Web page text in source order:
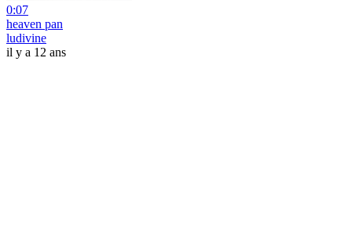
0:07
heaven pan
ludivine
il y a 12 ans